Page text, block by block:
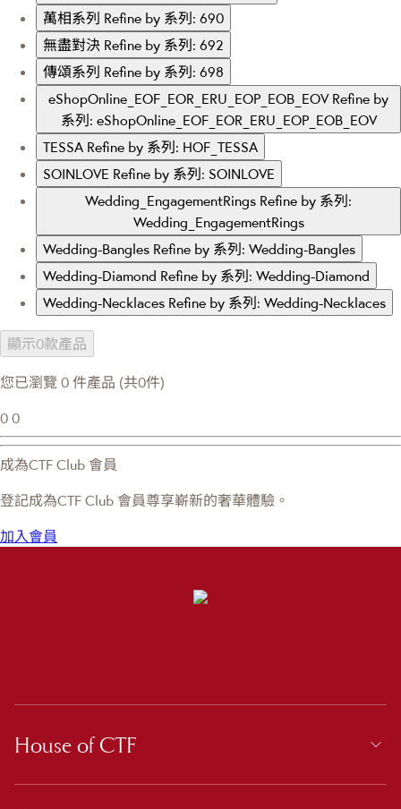
萬相系列 Refine by 系列: 690
無盡對決 Refine by 系列: 692
傳頌系列 Refine by 系列: 698
eShopOnline_EOF_EOR_ERU_EOP_EOB_EOV Refine by
系列: eShopOnline_EOF_EOR_ERU_EOP_EOB_EOV
TESSA Refine by 系列: HOF_TESSA
SOINLOVE Refine by 系列: SOINLOVE
Wedding_EngagementRings Refine by 系列:
Wedding_EngagementRings
Wedding-Bangles Refine by 系列: Wedding-Bangles
Wedding-Diamond Refine by 系列: Wedding-Diamond
Wedding-Necklaces Refine by 系列: Wedding-Necklaces
顯示0款產品
您已瀏覽 0 件產品 (共0件)
0 0
成為CTF Club 會員
登記成為CTF Club 會員尊享嶄新的奢華體驗。
加入會員
House of CTF